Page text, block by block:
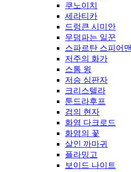
쿠노이치
세라티카
드렁큰 시미안
무덤파는 일꾼
스파르탄 스피어맨
저주의 화가
스톰 윙
저승 심판자
크리스텔라
툰드라후프
검의 현자
화염 다크로드
화염의 꽃
살인 까마귀
플라밍고
보이드 나이트